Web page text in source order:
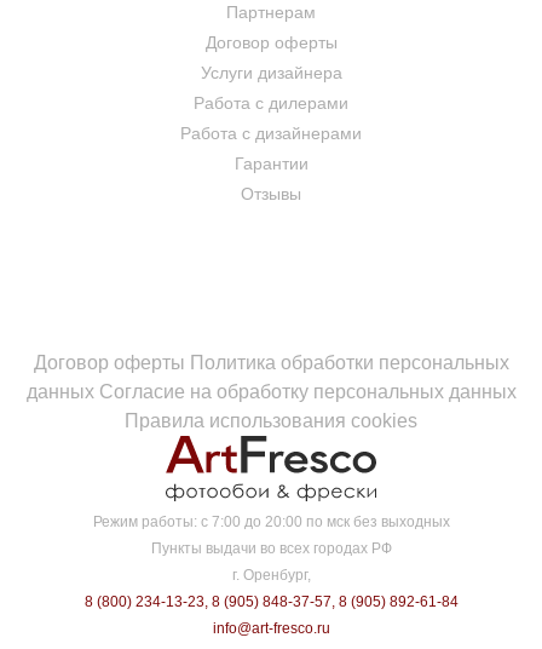
Партнерам
Договор оферты
Услуги дизайнера
Работа с дилерами
Работа с дизайнерами
Гарантии
Отзывы
Договор оферты Политика обработки персональных
данных Согласие на обработку персональных данных
Правила использования cookies
Режим работы: с 7:00 до 20:00 по мск без выходных
Пункты выдачи во всех городах РФ
г. Оренбург,
8 (800) 234-13-23, 8 (905) 848-37-57, 8 (905) 892-61-84
info@art-fresco.ru